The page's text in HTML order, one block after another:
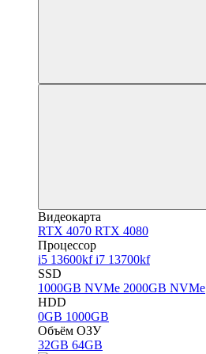
Видеокарта
RTX 4070 RTX 4080
Процессор
i5 13600kfi7 13700kf
SSD
1000GB NVMe 2000GB NVMe
HDD
0GB 1000GB
Объём ОЗУ
32GB 64GB